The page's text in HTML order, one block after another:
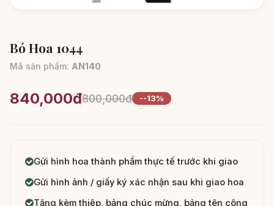
Bó Hoa 1044
Mã sản phẩm: AN140
840,000đ800,000đ --13%
Gửi hình hoa thành phẩm thực tế trước khi giao
Gửi hình ảnh / giấy ký xác nhận sau khi giao hoa
Tặng kèm thiệp, bảng chúc mừng, bảng tên công